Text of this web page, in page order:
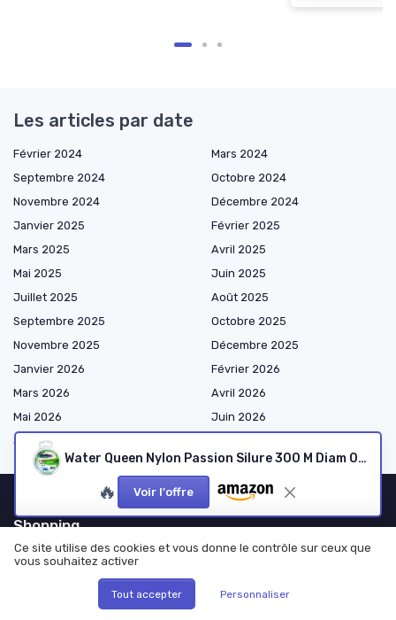
Water Queen Nylon Passion Silure 300 M Diam 0.60 mm
🔥 Voir l'offre
Les articles par date
Février 2024
Mars 2024
Septembre 2024
Octobre 2024
Novembre 2024
Décembre 2024
Janvier 2025
Février 2025
Mars 2025
Avril 2025
Mai 2025
Juin 2025
Juillet 2025
Août 2025
Septembre 2025
Octobre 2025
Novembre 2025
Décembre 2025
Janvier 2026
Février 2026
Mars 2026
Avril 2026
Mai 2026
Juin 2026
Juillet 2026
Shopping
Aquariums & bacs
Filtration & circulation
Éclairage & électricité
Ce site utilise des cookies et vous donne le contrôle sur ceux que
vous souhaitez activer
Tout accepter Personnaliser